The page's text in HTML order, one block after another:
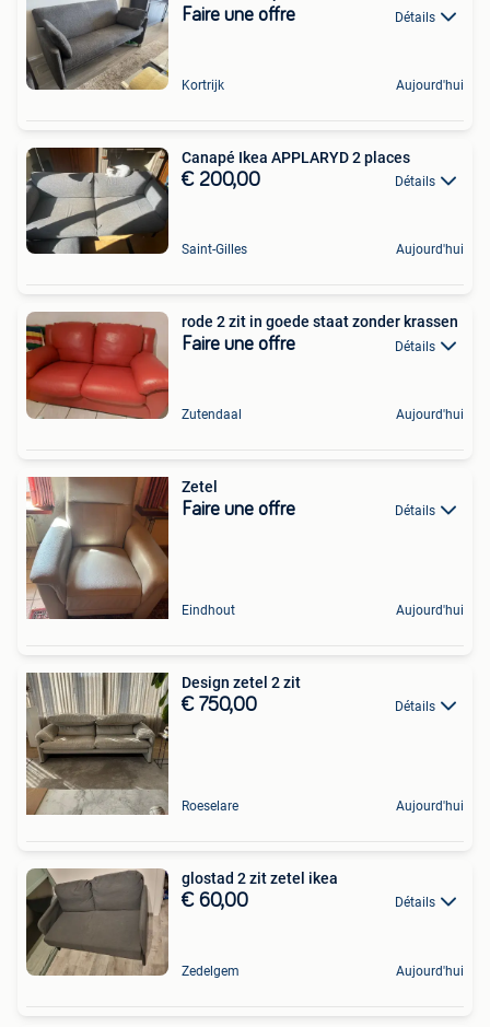
Faire une offre Détails
Kortrijk Aujourd'hui
Canapé Ikea APPLARYD 2 places
€ 200,00 Détails
Saint-Gilles Aujourd'hui
rode 2 zit in goede staat zonder krassen
Faire une offre Détails
Zutendaal Aujourd'hui
Zetel
Faire une offre Détails
Eindhout Aujourd'hui
Design zetel 2 zit
€ 750,00 Détails
Roeselare Aujourd'hui
glostad 2 zit zetel ikea
€ 60,00 Détails
Zedelgem Aujourd'hui